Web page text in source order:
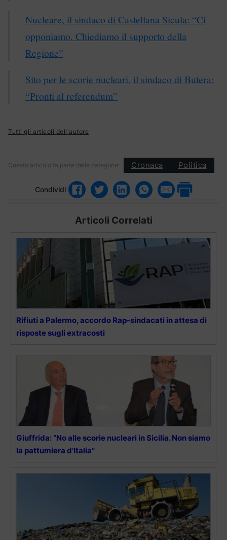
Nucleare, il sindaco di Castellana Sicula: “Ci
opponiamo. Chiediamo il supporto della
Regione”
Sito per le scorie nucleari, il sindaco di Butera:
“Pronti al referendum”
Tutti gli articoli dell'autore
Questo articolo fa parte delle categorie: Cronaca Politica
Condividi
Articoli Correlati
Rifiuti a Palermo, accordo Rap-sindacati in attesa di
risposte sugli extracosti
Giuffrida: “No alle scorie nucleari in Sicilia. Non siamo
la pattumiera d’Italia”